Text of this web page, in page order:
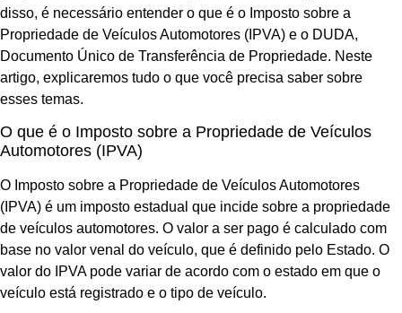
disso, é necessário entender o que é o Imposto sobre a
Propriedade de Veículos Automotores (IPVA) e o DUDA,
Documento Único de Transferência de Propriedade. Neste
artigo, explicaremos tudo o que você precisa saber sobre
esses temas.
O que é o Imposto sobre a Propriedade de Veículos
Automotores (IPVA)
O Imposto sobre a Propriedade de Veículos Automotores
(IPVA) é um imposto estadual que incide sobre a propriedade
de veículos automotores. O valor a ser pago é calculado com
base no valor venal do veículo, que é definido pelo Estado. O
valor do IPVA pode variar de acordo com o estado em que o
veículo está registrado e o tipo de veículo.